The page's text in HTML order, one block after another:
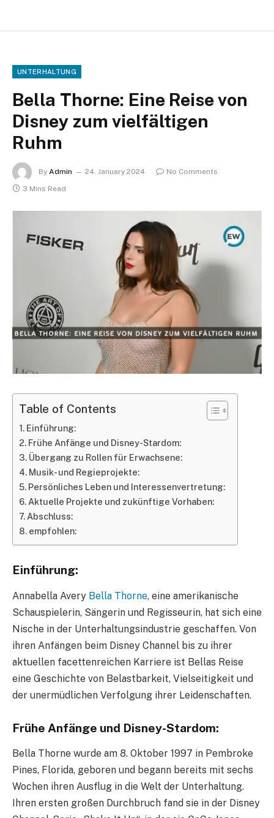
UNTERHALTUNG
Bella Thorne: Eine Reise von
Disney zum vielfältigen
Ruhm
By Admin 24. January 2024
No Comments
3 Mins Read
Table of Contents
Einführung:
Frühe Anfänge und Disney-Stardom:
Übergang zu Rollen für Erwachsene:
Musik- und Regieprojekte:
Persönliches Leben und Interessenvertretung:
Aktuelle Projekte und zukünftige Vorhaben:
Abschluss:
empfohlen:
Einführung:
Annabella Avery Bella Thorne, eine amerikanische
Schauspielerin, Sängerin und Regisseurin, hat sich eine
Nische in der Unterhaltungsindustrie geschaffen. Von
ihren Anfängen beim Disney Channel bis zu ihrer
aktuellen facettenreichen Karriere ist Bellas Reise
eine Geschichte von Belastbarkeit, Vielseitigkeit und
der unermüdlichen Verfolgung ihrer Leidenschaften.
Frühe Anfänge und Disney-Stardom:
Bella Thorne wurde am 8. Oktober 1997 in Pembroke
Pines, Florida, geboren und begann bereits mit sechs
Wochen ihren Ausflug in die Welt der Unterhaltung.
Ihren ersten großen Durchbruch fand sie in der Disney